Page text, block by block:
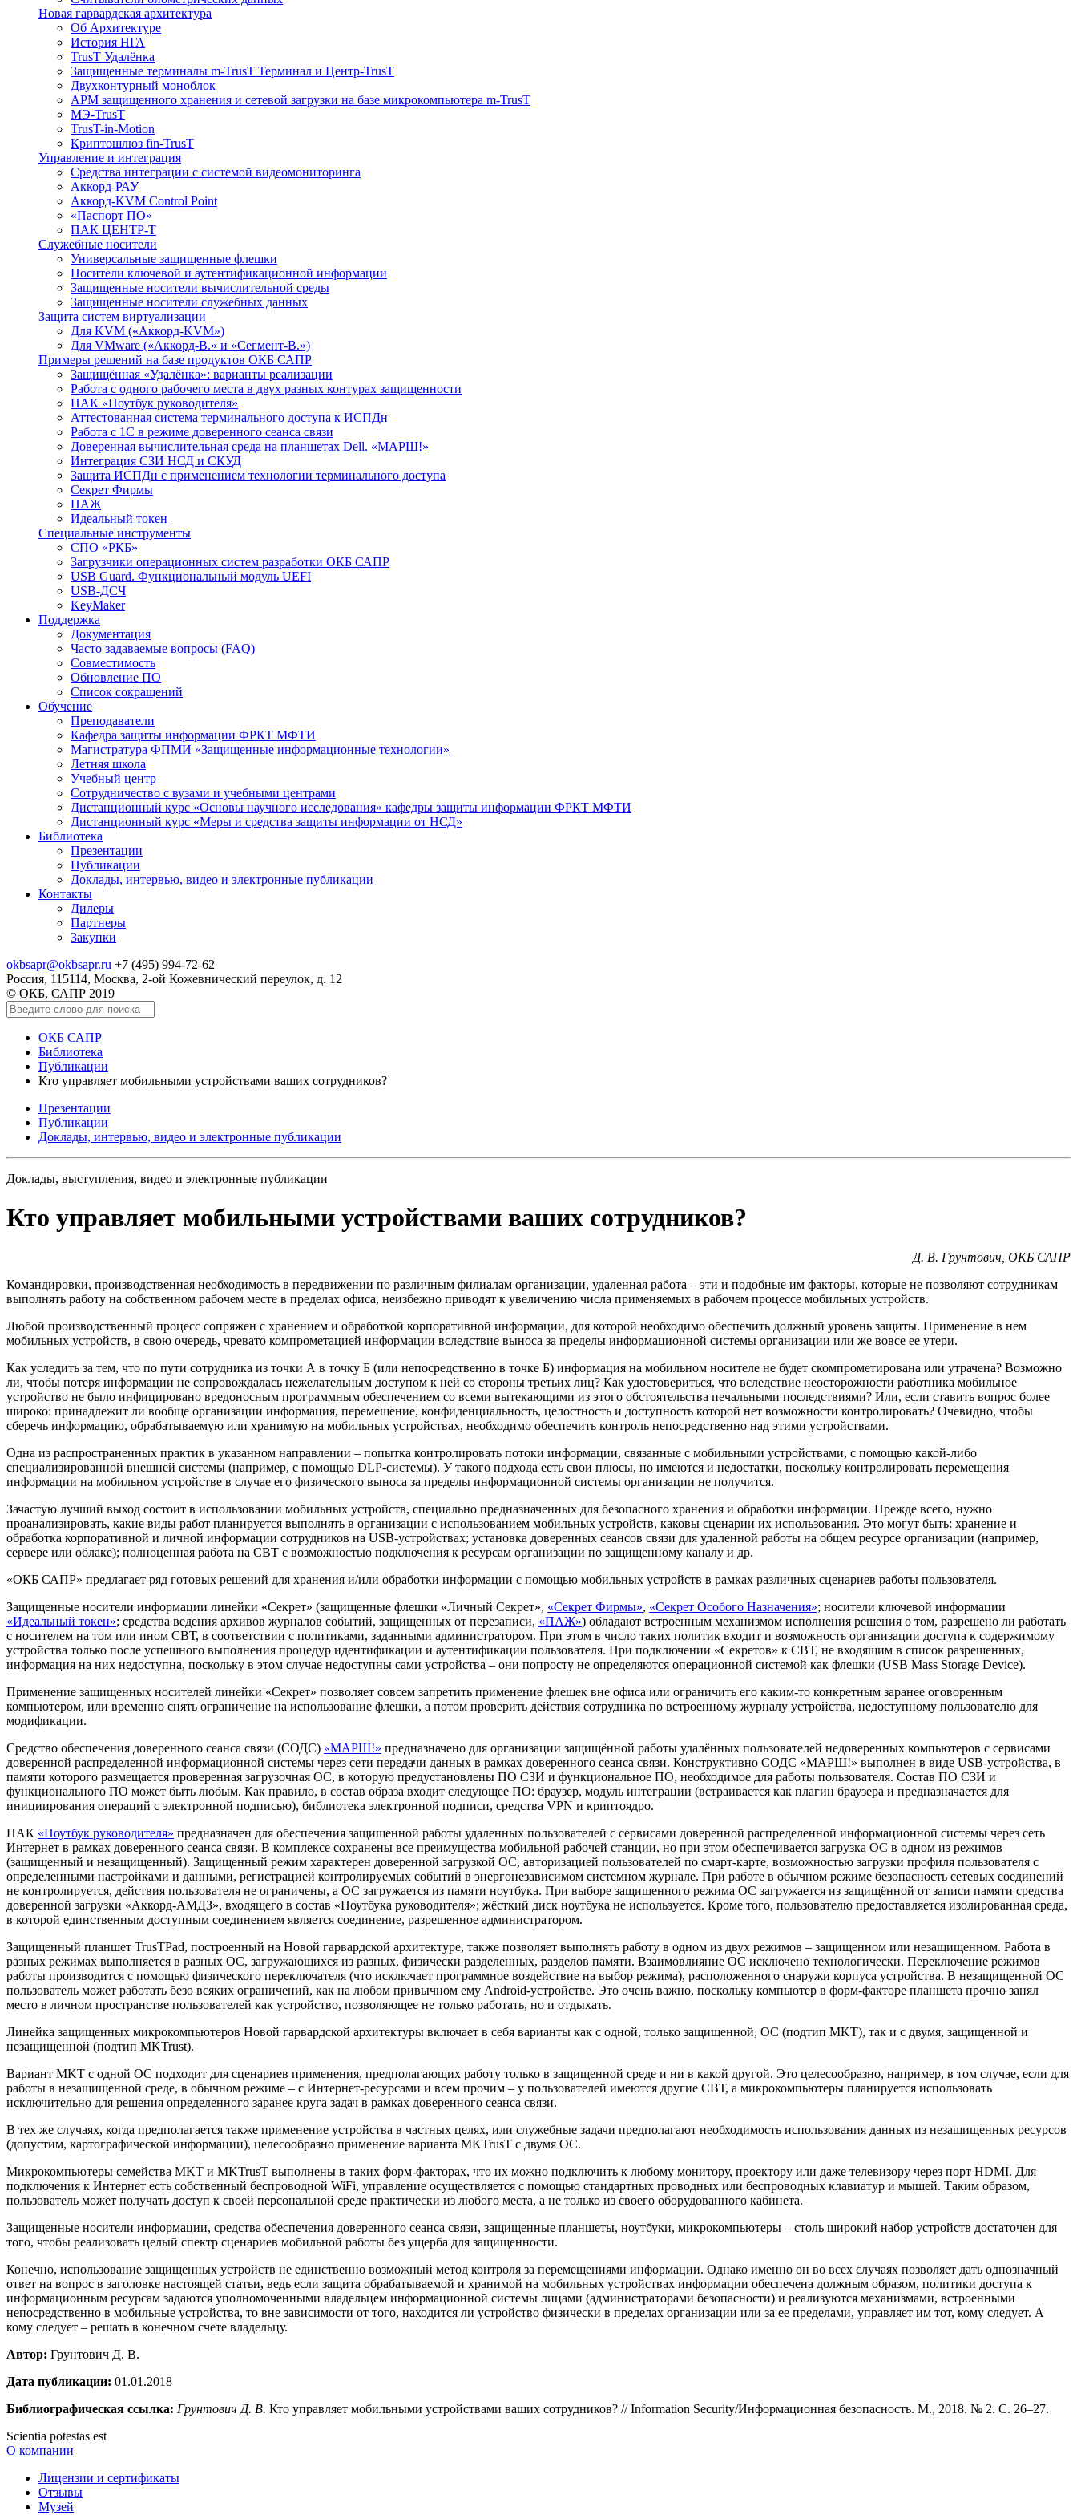
Новая гарвардская архитектура
Об Архитектуре
История НГА
TrusT Удалёнка
Защищенные терминалы m-TrusT Терминал и Центр-TrusT
Двухконтурный моноблок
АРМ защищенного хранения и сетевой загрузки на базе микрокомпьютера m-TrusT
МЭ-TrusT
TrusT-in-Motion
Криптошлюз fin-TrusT
Управление и интеграция
Средства интеграции с системой видеомониторинга
Аккорд-РАУ
Аккорд-KVM Control Point
«Паспорт ПО»
ПАК ЦЕНТР-Т
Служебные носители
Универсальные защищенные флешки
Носители ключевой и аутентификационной информации
Защищенные носители вычислительной среды
Защищенные носители служебных данных
Защита систем виртуализации
Для KVM («Аккорд-KVM»)
Для VMware («Аккорд-В.» и «Сегмент-В.»)
Примеры решений на базе продуктов ОКБ САПР
Защищённая «Удалёнка»: варианты реализации
Работа с одного рабочего места в двух разных контурах защищенности
ПАК «Ноутбук руководителя»
Аттестованная система терминального доступа к ИСПДн
Работа с 1С в режиме доверенного сеанса связи
Доверенная вычислительная среда на планшетах Dell. «МАРШ!»
Интеграция СЗИ НСД и СКУД
Защита ИСПДн с применением технологии терминального доступа
Секрет Фирмы
ПАЖ
Идеальный токен
Специальные инструменты
СПО «РКБ»
Загрузчики операционных систем разработки ОКБ САПР
USB Guard. Функциональный модуль UEFI
USB-ДСЧ
KeyMaker
Поддержка
Документация
Часто задаваемые вопросы (FAQ)
Совместимость
Обновление ПО
Список сокращений
Обучение
Преподаватели
Кафедра защиты информации ФРКТ МФТИ
Магистратура ФПМИ «Защищенные информационные технологии»
Летняя школа
Учебный центр
Сотрудничество с вузами и учебными центрами
Дистанционный курс «Основы научного исследования» кафедры защиты информации ФРКТ МФТИ
Дистанционный курс «Меры и средства защиты информации от НСД»
Библиотека
Презентации
Публикации
Доклады, интервью, видео и электронные публикации
Контакты
Дилеры
Партнеры
Закупки
okbsapr@okbsapr.ru +7 (495) 994-72-62
Россия, 115114, Москва, 2-ой Кожевнический переулок, д. 12
© ОКБ, САПР 2019
ОКБ САПР
Библиотека
Публикации
Кто управляет мобильными устройствами ваших сотрудников?
Презентации
Публикации
Доклады, интервью, видео и электронные публикации
Доклады, выступления, видео и электронные публикации
Кто управляет мобильными устройствами ваших сотрудников?
Д. В. Грунтович, ОКБ САПР
Командировки, производственная необходимость в передвижении по различным филиалам организации, удаленная работа – эти и подобные им факторы, которые не позволяют сотрудникам
выполнять работу на собственном рабочем месте в пределах офиса, неизбежно приводят к увеличению числа применяемых в рабочем процессе мобильных устройств.
Любой производственный процесс сопряжен с хранением и обработкой корпоративной информации, для которой необходимо обеспечить должный уровень защиты. Применение в нем
мобильных устройств, в свою очередь, чревато компрометацией информации вследствие выноса за пределы информационной системы организации или же вовсе ее утери.
Как уследить за тем, что по пути сотрудника из точки А в точку Б (или непосредственно в точке Б) информация на мобильном носителе не будет скомпрометирована или утрачена? Возможно
ли, чтобы потеря информации не сопровождалась нежелательным доступом к ней со стороны третьих лиц? Как удостовериться, что вследствие неосторожности работника мобильное
устройство не было инфицировано вредоносным программным обеспечением со всеми вытекающими из этого обстоятельства печальными последствиями? Или, если ставить вопрос более
широко: принадлежит ли вообще организации информация, перемещение, конфиденциальность, целостность и доступность которой нет возможности контролировать? Очевидно, чтобы
сберечь информацию, обрабатываемую или хранимую на мобильных устройствах, необходимо обеспечить контроль непосредственно над этими устройствами.
Одна из распространенных практик в указанном направлении ­– попытка контролировать потоки информации, связанные с мобильными устройствами, с помощью какой-либо
специализированной внешней системы (например, с помощью DLP-системы). У такого подхода есть свои плюсы, но имеются и недостатки, поскольку контролировать перемещения
информации на мобильном устройстве в случае его физического выноса за пределы информационной системы организации не получится.
Зачастую лучший выход состоит в использовании мобильных устройств, специально предназначенных для безопасного хранения и обработки информации. Прежде всего, нужно
проанализировать, какие виды работ планируется выполнять в организации с использованием мобильных устройств, каковы сценарии их использования. Это могут быть: хранение и
обработка корпоративной и личной информации сотрудников на USB-устройствах; установка доверенных сеансов связи для удаленной работы на общем ресурсе организации (например,
сервере или облаке); полноценная работа на СВТ с возможностью подключения к ресурсам организации по защищенному каналу и др.
«ОКБ САПР» предлагает ряд готовых решений для хранения и/или обработки информации с помощью мобильных устройств в рамках различных сценариев работы пользователя.
Защищенные носители информации линейки «Секрет» (защищенные флешки «Личный Секрет», «Секрет Фирмы», «Секрет Особого Назначения»; носители ключевой информации
«Идеальный токен»; средства ведения архивов журналов событий, защищенных от перезаписи, «ПАЖ») обладают встроенным механизмом исполнения решения о том, разрешено ли работать
с носителем на том или ином СВТ, в соответствии с политиками, заданными администратором. При этом в число таких политик входит и возможность организации доступа к содержимому
устройства только после успешного выполнения процедур идентификации и аутентификации пользователя. При подключении «Секретов» к СВТ, не входящим в список разрешенных,
информация на них недоступна, поскольку в этом случае недоступны сами устройства – они попросту не определяются операционной системой как флешки (USB Mass Storage Device).
Применение защищенных носителей линейки «Секрет» позволяет совсем запретить применение флешек вне офиса или ограничить его каким-то конкретным заранее оговоренным
компьютером, или временно снять ограничение на использование флешки, а потом проверить действия сотрудника по встроенному журналу устройства, недоступному пользователю для
модификации.
Средство обеспечения доверенного сеанса связи (СОДС) «МАРШ!» предназначено для организации защищённой работы удалённых пользователей недоверенных компьютеров с сервисами
доверенной распределенной информационной системы через сети передачи данных в рамках доверенного сеанса связи. Конструктивно СОДС «МАРШ!» выполнен в виде USB-устройства, в
памяти которого размещается проверенная загрузочная ОС, в которую предустановлены ПО СЗИ и функциональное ПО, необходимое для работы пользователя. Состав ПО СЗИ и
функционального ПО может быть любым. Как правило, в состав образа входит следующее ПО: браузер, модуль интеграции (встраивается как плагин браузера и предназначается для
инициирования операций с электронной подписью), библиотека электронной подписи, средства VPN и криптоядро.
ПАК «Ноутбук руководителя» предназначен для обеспечения защищенной работы удаленных пользователей с сервисами доверенной распределенной информационной системы через сеть
Интернет в рамках доверенного сеанса связи. В комплексе сохранены все преимущества мобильной рабочей станции, но при этом обеспечивается загрузка ОС в одном из режимов
(защищенный и незащищенный). Защищенный режим характерен доверенной загрузкой ОС, авторизацией пользователей по смарт-карте, возможностью загрузки профиля пользователя с
определенными настройками и данными, регистрацией контролируемых событий в энергонезависимом системном журнале. При работе в обычном режиме безопасность сетевых соединений
не контролируется, действия пользователя не ограничены, а ОС загружается из памяти ноутбука. При выборе защищенного режима ОС загружается из защищённой от записи памяти средства
доверенной загрузки «Аккорд-АМДЗ», входящего в состав «Ноутбука руководителя»; жёсткий диск ноутбука не используется. Кроме того, пользователю предоставляется изолированная среда,
в которой единственным доступным соединением является соединение, разрешенное администратором.
Защищенный планшет TrusTPad, построенный на Новой гарвардской архитектуре, также позволяет выполнять работу в одном из двух режимов – защищенном или незащищенном. Работа в
разных режимах выполняется в разных ОС, загружающихся из разных, физически разделенных, разделов памяти. Взаимовлияние ОС исключено технологически. Переключение режимов
работы производится с помощью физического переключателя (что исключает программное воздействие на выбор режима), расположенного снаружи корпуса устройства. В незащищенной ОС
пользователь может работать безо всяких ограничений, как на любом привычном ему Android-устройстве. Это очень важно, поскольку компьютер в форм-факторе планшета прочно занял
место в личном пространстве пользователей как устройство, позволяющее не только работать, но и отдыхать.
Линейка защищенных микрокомпьютеров Новой гарвардской архитектуры включает в себя варианты как с одной, только защищенной, ОС (подтип MKT), так и с двумя, защищенной и
незащищенной (подтип MKTrust).
Вариант MKT с одной ОС подходит для сценариев применения, предполагающих работу только в защищенной среде и ни в какой другой. Это целесообразно, например, в том случае, если для
работы в незащищенной среде, в обычном режиме – с Интернет-ресурсами и всем прочим – у пользователей имеются другие СВТ, а микрокомпьютеры планируется использовать
исключительно для решения определенного заранее круга задач в рамках доверенного сеанса связи.
В тех же случаях, когда предполагается также применение устройства в частных целях, или служебные задачи предполагают необходимость использования данных из незащищенных ресурсов
(допустим, картографической информации), целесообразно применение варианта MKTrusT с двумя ОС.
Микрокомпьютеры семейства MKT и MKTrusT выполнены в таких форм-факторах, что их можно подключить к любому монитору, проектору или даже телевизору через порт HDMI. Для
подключения к Интернет есть собственный беспроводной WiFi, управление осуществляется с помощью стандартных проводных или беспроводных клавиатур и мышей. Таким образом,
пользователь может получать доступ к своей персональной среде практически из любого места, а не только из своего оборудованного кабинета.
Защищенные носители информации, средства обеспечения доверенного сеанса связи, защищенные планшеты, ноутбуки, микрокомпьютеры – столь широкий набор устройств достаточен для
того, чтобы реализовать целый спектр сценариев мобильной работы без ущерба для защищенности.
Конечно, использование защищенных устройств не единственно возможный метод контроля за перемещениями информации. Однако именно он во всех случаях позволяет дать однозначный
ответ на вопрос в заголовке настоящей статьи, ведь если защита обрабатываемой и хранимой на мобильных устройствах информации обеспечена должным образом, политики доступа к
информационным ресурсам задаются уполномоченными владельцем информационной системы лицами (администраторами безопасности) и реализуются механизмами, встроенными
непосредственно в мобильные устройства, то вне зависимости от того, находится ли устройство физически в пределах организации или за ее пределами, управляет им тот, кому следует. А
кому следует – решать в конечном счете владельцу.
Автор: Грунтович Д. В.
Дата публикации: 01.01.2018
Библиографическая ссылка: Грунтович Д. В. Кто управляет мобильными устройствами ваших сотрудников? // Information Security/Информационная безопасность. М., 2018. № 2. С. 26–27.
Scientia potestas est
О компании
Лицензии и сертификаты
Отзывы
Музей